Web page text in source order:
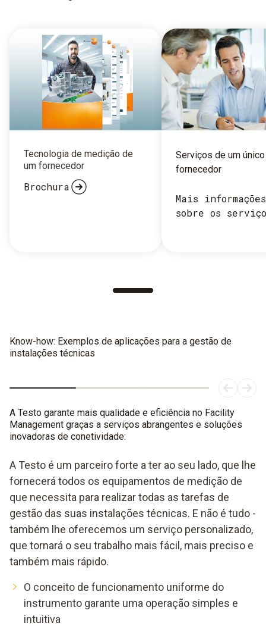
Tecnologia de medição de
um fornecedor
Brochura
Serviços de um único
fornecedor
Mais informações
sobre os
Know-how: Exemplos de aplicações para a gestão de
instalações técnicas
A Testo garante mais qualidade e eficiência no Facility
Management graças a serviços abrangentes e soluções
inovadoras de conetividade:
A Testo é um parceiro forte a ter ao seu lado, que lhe
fornecerá todos os equipamentos de medição de
que necessita para realizar todas as tarefas de
gestão das suas instalações técnicas. E não é tudo -
também lhe oferecemos um serviço personalizado,
que tornará o seu trabalho mais fácil, mais preciso e
também mais rápido.
O conceito de funcionamento uniforme do
instrumento garante uma operação simples e
intuitiva